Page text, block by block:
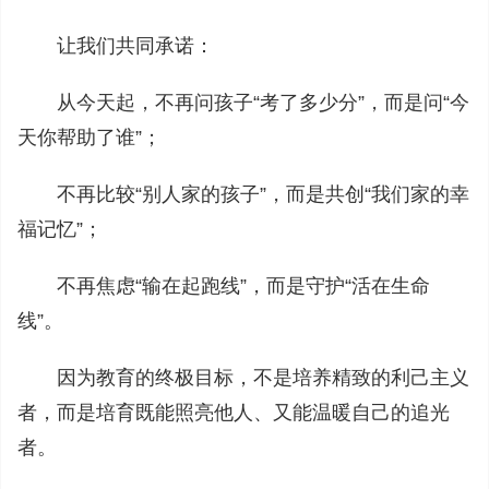
让我们共同承诺：
从今天起，不再问孩子“考了多少分”，而是问“今
天你帮助了谁”；
不再比较“别人家的孩子”，而是共创“我们家的幸
福记忆”；
不再焦虑“输在起跑线”，而是守护“活在生命
线”。
因为教育的终极目标，不是培养精致的利己主义
者，而是培育既能照亮他人、又能温暖自己的追光
者。